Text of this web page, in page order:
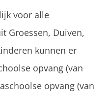
voor alle
Groessen, Duiven,
kunnen er
opvang (van
opvang (van